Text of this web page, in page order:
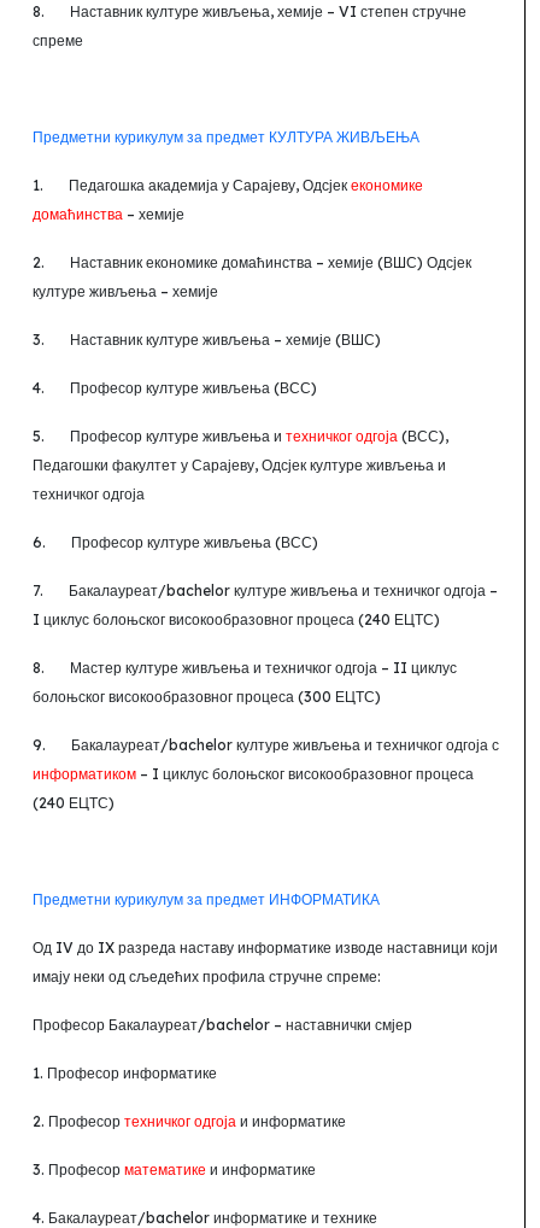
8. Наставник културе живљења, хемије – VI степен стручне
спреме
Предметни курикулум за предмет КУЛТУРА ЖИВЉЕЊА
1. Педагошка академија у Сарајеву, Одсјек економике
домаћинства – хемије
2. Наставник економике домаћинства – хемије (ВШС) Одсјек
културе живљења – хемије
3. Наставник културе живљења – хемије (ВШС)
4. Професор културе живљења (ВСС)
5. Професор културе живљења и техничког одгоја (ВСС),
Педагошки факултет у Сарајеву, Одсјек културе живљења и
техничког одгоја
6. Професор културе живљења (ВСС)
7. Бакалауреат/bachelor културе живљења и техничког одгоја –
I циклус болоњског високообразовног процеса (240 ЕЦТС)
8. Мастер културе живљења и техничког одгоја – II циклус
болоњског високообразовног процеса (300 ЕЦТС)
9. Бакалауреат/bachelor културе живљења и техничког одгоја с
информатиком – I циклус болоњског високообразовног процеса
(240 ЕЦТС)
Предметни курикулум за предмет ИНФОРМАТИКА
Од IV до IX разреда наставу информатике изводе наставници који
имају неки од сљедећих профила стручне спреме:
Професор Бакалауреат/bachelor – наставнички смјер
1. Професор информатике
2. Професор техничког одгоја и информатике
3. Професор математике и информатике
4. Бакалауреат/bachelor информатике и технике